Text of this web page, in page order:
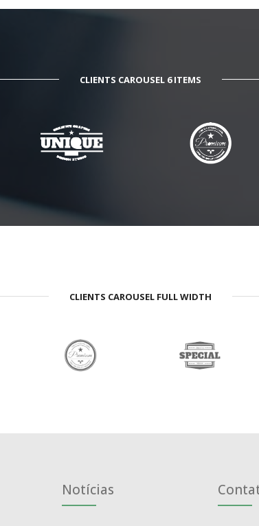
CLIENTS CAROUSEL 6 ITEMS
CLIENTS CAROUSEL FULL WIDTH
Notícias